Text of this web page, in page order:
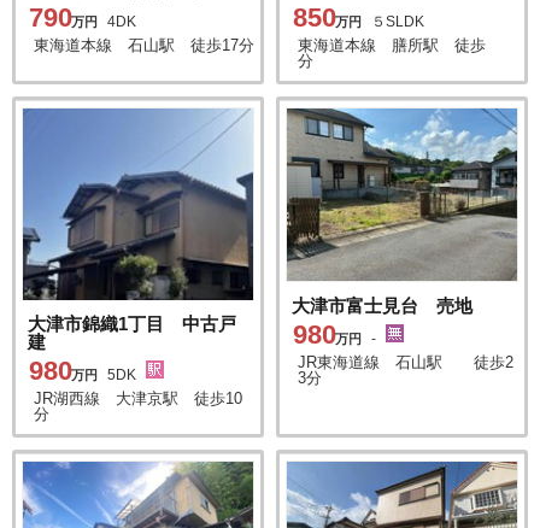
790万円 4DK
東海道本線 石山駅 徒歩17分
850万円 ５SLDK
東海道本線 膳所駅 徒歩
分
大津市錦織1丁目 中古戸
建
980万円 5DK
JR湖西線 大津京駅 徒歩10
分
大津市富士見台 売地
980万円 -
JR東海道線 石山駅 徒歩2
3分